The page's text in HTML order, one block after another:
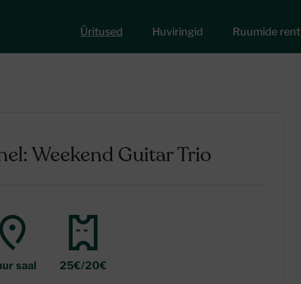
Üritused Huviringid Ruumide rent
Weekend Guitar Trio
saal 25€/20€